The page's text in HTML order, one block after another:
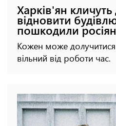
Харків'ян
відновити
пошкодили
Кожен може
вільний від роботи час.